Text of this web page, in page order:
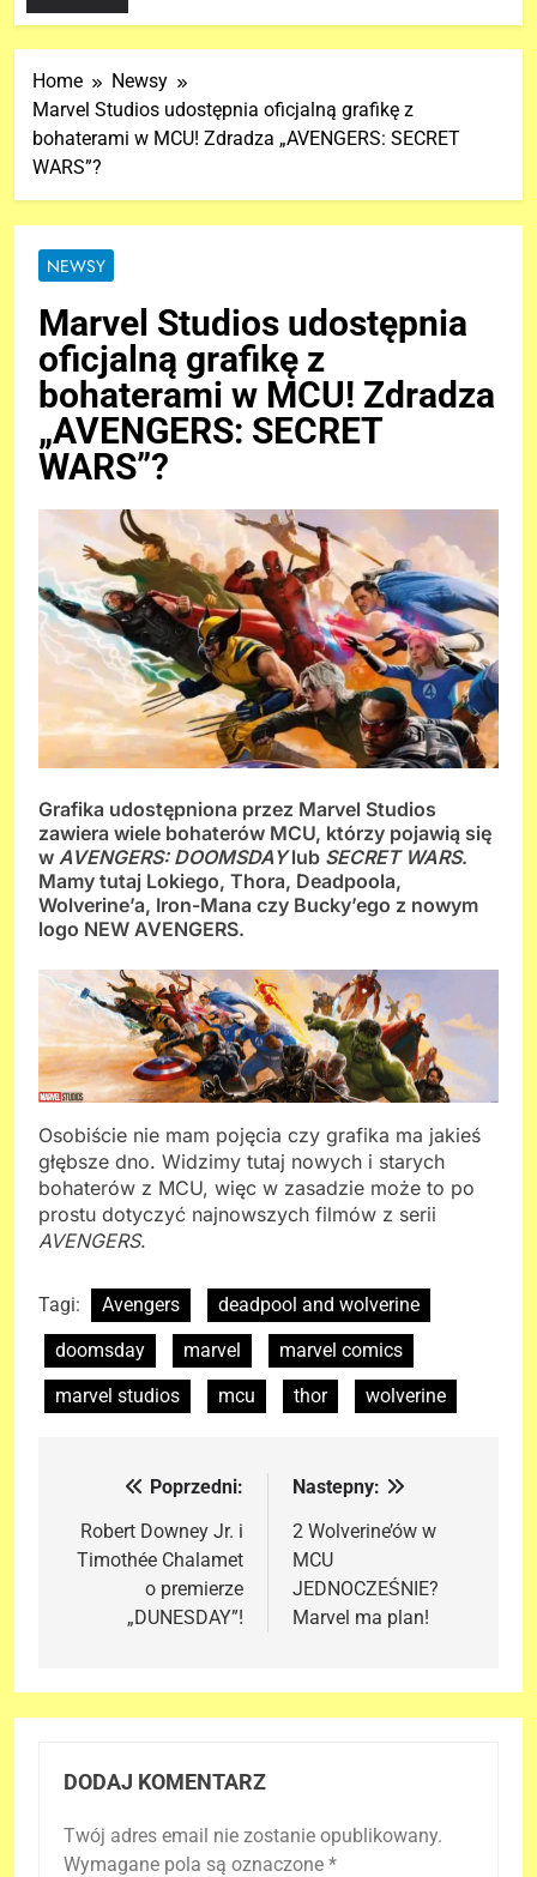
Home
Newsy
Marvel Studios udostępnia oficjalną grafikę z
bohaterami w MCU! Zdradza „AVENGERS: SECRET
WARS”?
NEWSY
Marvel Studios udostępnia
oficjalną grafikę z
bohaterami w MCU! Zdradza
„AVENGERS: SECRET
WARS”?
Grafika udostępniona przez Marvel Studios
zawiera wiele bohaterów MCU, którzy pojawią się
w AVENGERS: DOOMSDAYlub SECRET WARS.
Mamy tutaj Lokiego, Thora, Deadpoola,
Wolverine’a, Iron-Mana czy Bucky’ego z nowym
logo NEW AVENGERS.
Osobiście nie mam pojęcia czy grafika ma jakieś
głębsze dno. Widzimy tutaj nowych i starych
bohaterów z MCU, więc w zasadzie może to po
prostu dotyczyć najnowszych filmów z serii
AVENGERS.
Tagi: Avengers
deadpool and wolverine
doomsday
marvel
marvel comics
marvel studios
mcu thor wolverine
Nawigacja
wpisu
Poprzedni:
Robert Downey Jr. i
Timothée Chalamet
o premierze
„DUNESDAY”!
Nastepny:
2 Wolverine’ów w
MCU
JEDNOCZEŚNIE?
Marvel ma plan!
DODAJ KOMENTARZ
Twój adres email nie zostanie opublikowany.
Wymagane pola są oznaczone *